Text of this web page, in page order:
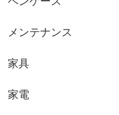
メンテナンス
家具
家電